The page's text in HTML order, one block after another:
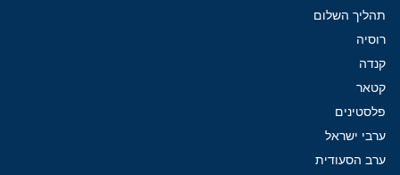
תהליך השלום
רוסיה
קנדה
קטאר
פלסטינים
ערבי ישראל
ערב הסעודית